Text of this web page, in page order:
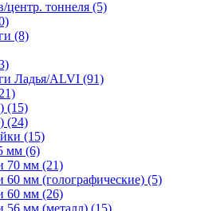
центр. тоннеля (5)
(8)
Ладья/ALVI (91)
(15)
(24)
(15)
мм (6)
70 мм (21)
60 мм (голографические) (5)
60 мм (26)
56 мм (металл) (15)